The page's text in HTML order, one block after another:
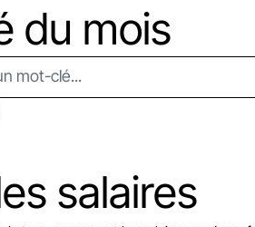
du mois
salaires